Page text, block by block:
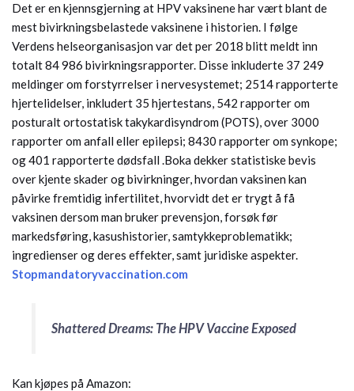
Det er en kjennsgjerning at HPV vaksinene har vært blant de
mest bivirkningsbelastede vaksinene i historien. I følge
Verdens helseorganisasjon var det per 2018 blitt meldt inn
totalt 84 986 bivirkningsrapporter. Disse inkluderte 37 249
meldinger om forstyrrelser i nervesystemet; 2514 rapporterte
hjertelidelser, inkludert 35 hjertestans, 542 rapporter om
posturalt ortostatisk takykardisyndrom (POTS), over 3000
rapporter om anfall eller epilepsi; 8430 rapporter om synkope;
og 401 rapporterte dødsfall .Boka dekker statistiske bevis
over kjente skader og bivirkninger, hvordan vaksinen kan
påvirke fremtidig infertilitet, hvorvidt det er trygt å få
vaksinen dersom man bruker prevensjon, forsøk før
markedsføring, kasushistorier, samtykkeproblematikk;
ingredienser og deres effekter, samt juridiske aspekter.
Stopmandatoryvaccination.com
Shattered Dreams: The HPV Vaccine Exposed
Kan kjøpes på Amazon: